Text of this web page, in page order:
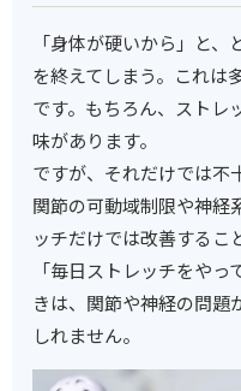
「身体が硬いから」と
を終えてしまう。これは
です。もちろん、ストレ
味があります。
ですが、それだけでは不
関節の可動域制限や神経
ッチだけでは改善するこ
「毎日ストレッチをや
きは、関節や神経の問題
しれません。